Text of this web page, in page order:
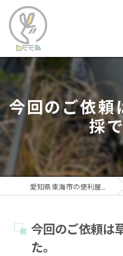
今回のご依頼
採
今回のご依頼は
た。